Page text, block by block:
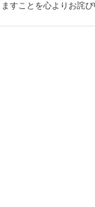
すことを心よりお詫び